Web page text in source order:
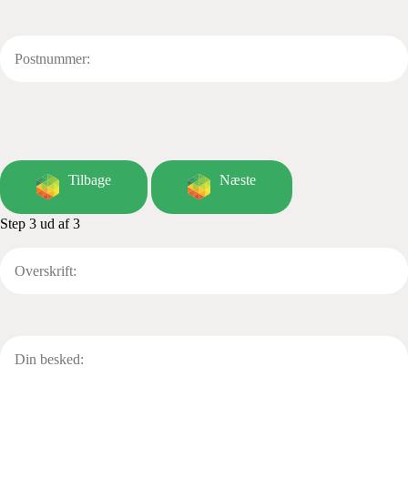
Tilbage Næste
Step 3 ud af 3